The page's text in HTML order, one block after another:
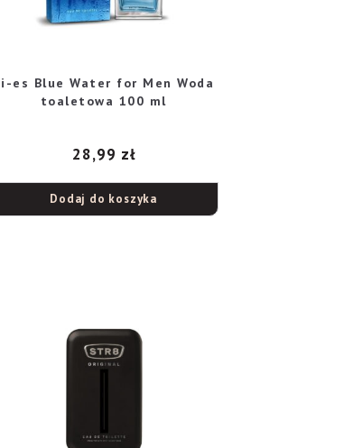
es Blue Water for Men Woda
toaletowa 100 ml
28,99 zł
Dodaj do koszyka